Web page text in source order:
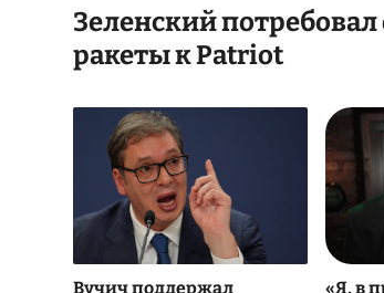
Зеленский потребовал
ракеты к Patriot
Вучич поддержал
«Я, в